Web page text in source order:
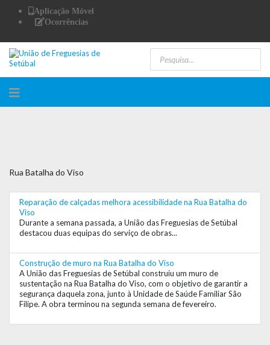
Aplicação Móvel
Ocorrências
Rua Batalha do Viso
Reparação de calçadas melhora acessibilidade na Rua Batalha do
Viso
Durante a semana passada, a União das Freguesias de Setúbal
destacou duas equipas do serviço de obras...
Construção de muro na Rua Batalha do Viso
A União das Freguesias de Setúbal construiu um muro de
sustentação na Rua Batalha do Viso, com o objetivo de garantir a
segurança daquela zona, junto à Unidade de Saúde Familiar São
Filipe. A obra terminou na segunda semana de fevereiro.